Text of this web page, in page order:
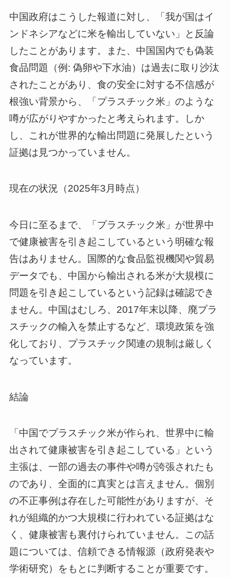
中国政府はこうした報道に対し、「我が国はイ
ンドネシアなどに米を輸出していない」と反論
したことがあります。また、中国国内でも偽装
食品問題（例: 偽卵や下水油）は過去に取り沙汰
されたことがあり、食の安全に対する不信感が
根強い背景から、「プラスチック米」のような
噂が広がりやすかったと考えられます。しか
し、これが世界的な輸出問題に発展したという
証拠は見つかっていません。
現在の状況（2025年3月時点）
今日に至るまで、「プラスチック米」が世界中
で健康被害を引き起こしているという明確な報
告はありません。国際的な食品監視機関や貿易
データでも、中国から輸出される米が大規模に
問題を引き起こしているという記録は確認でき
ません。中国はむしろ、2017年末以降、廃プラ
スチックの輸入を禁止するなど、環境政策を強
化しており、プラスチック関連の規制は厳しく
なっています。
結論
「中国でプラスチック米が作られ、世界中に輸
出されて健康被害を引き起こしている」という
主張は、一部の過去の事件や噂が誇張されたも
のであり、全面的に真実とは言えません。個別
の不正事例は存在した可能性がありますが、そ
れが組織的かつ大規模に行われている証拠はな
く、健康被害も裏付けられていません。この話
題については、信頼できる情報源（政府発表や
学術研究）をもとに判断することが重要です。